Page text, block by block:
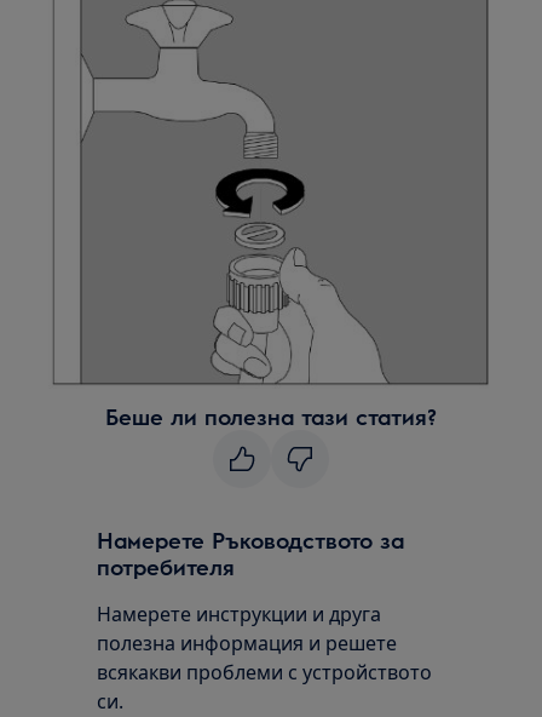
Беше ли полезна тази статия?
Намерете Ръководството за
потребителя
Намерете инструкции и друга
полезна информация и решете
всякакви проблеми с устройството
си.